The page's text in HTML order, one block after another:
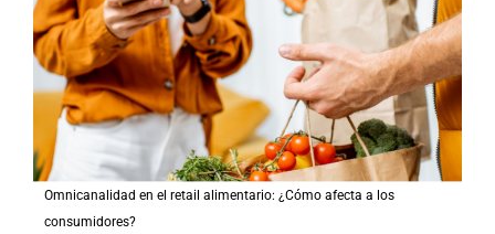
Omnicanalidad en el retail alimentario: ¿Cómo afecta a los
consumidores?